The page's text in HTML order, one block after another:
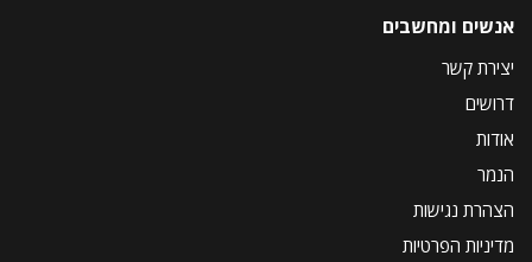
אנשים ומחשבים
יצירת קשר
דרושים
אודות
הנמר
הצהרת נגישות
מדיניות הפרטיות